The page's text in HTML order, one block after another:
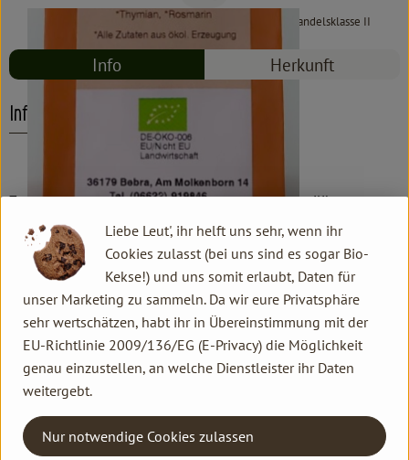
/ 25 g 127,60 €/ kg Handelsklasse II
Info Herkunft
Info
Zutaten: Tomaten, Knoblauch, Zwiebel, Chili, Basilikum,
Paprika,
Meersalz, Pfeffer bunt, Sonnenblumenöl, Thymian, Rosmarin
Produktinformationen
Herkunft
Deutschland
Liebe Leut', ihr helft uns sehr, wenn ihr
Cookies zulasst (bei uns sind es sogar Bio-
Kekse!) und uns somit erlaubt, Daten für
unser Marketing zu sammeln. Da wir eure Privatsphäre
sehr wertschätzen, habt ihr in Übereinstimmung mit der
EU-Richtlinie 2009/136/EG (E-Privacy) die Möglichkeit
genau einzustellen, an welche Dienstleister ihr Daten
weitergebt.
Nur notwendige Cookies zulassen